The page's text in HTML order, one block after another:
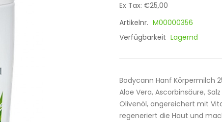
Ex Tax: €25,00
Artikelnr. M00000356
Verfügbarkeit Lagernd
Bodycann Hanf Körpermilch
Aloe Vera, Ascorbinsäure,
Olivenöl, angereichert mit
regeneriert die Haut und